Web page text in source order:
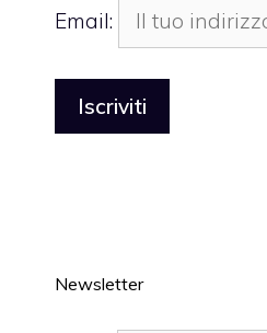
Email:
Newsletter